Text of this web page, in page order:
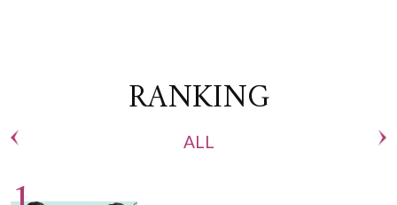
RANKING
ALL